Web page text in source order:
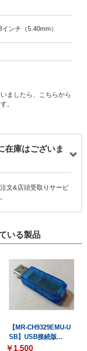
ンチ（5.40mm）
ましたら、こちらから
。
在庫はございま
文&店頭受取りサービ
いる製品
【MR-CH9329EMU-U
SB】USB接続版...
￥1,500